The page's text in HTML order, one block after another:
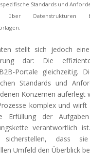
Standards und
über
stellt sich jedoch
dar: Die
Portale gleichzeitig.
Standards und
Konzernen auferlegt
komplex und wirft
Erfüllung der
verantwortlich
sicherstellen, dass
Umfeld den Überblick